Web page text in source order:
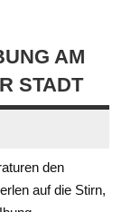
AM H
den
auf die Stirn,